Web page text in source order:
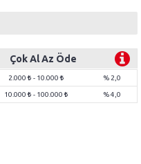
Çok Al Az Öde
2.000 - 10.000 % 2,0
10.000 - 100.000 % 4,0